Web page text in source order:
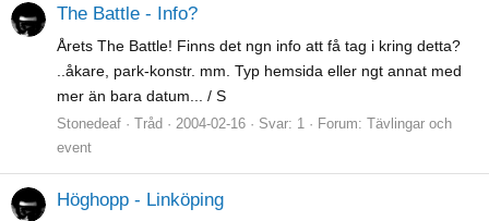
The Battle - Info?
Årets The Battle! Finns det ngn info att få tag i kring detta?
..åkare, park-konstr. mm. Typ hemsida eller ngt annat med
mer än bara datum... / S
Stonedeaf Tråd 2004-02-16 Svar: 1 Forum: Tävlingar och
event
Höghopp - Linköping